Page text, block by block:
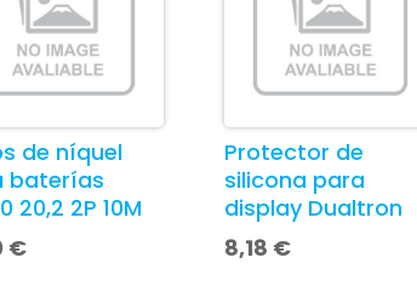
de níquel
baterías
20,2 2P 10M
€
Protector de
silicona para
display Dualtron
8,18 €